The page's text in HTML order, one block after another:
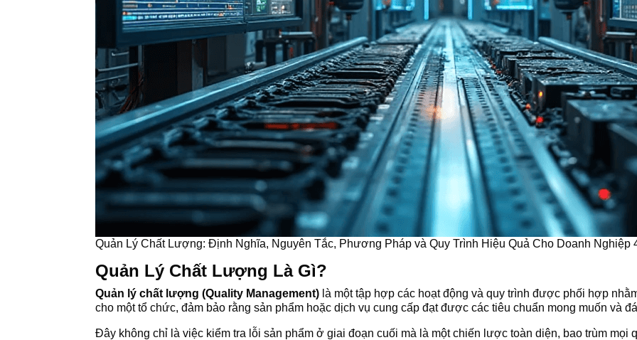
Quản Lý Chất Lượng: Định Nghĩa, Nguyên Tắc, Phương Pháp và Quy Trình Hiệu Quả Cho Doanh Nghiệp
Quản Lý Chất Lượng Là Gì?
Quản lý chất lượng (Quality Management) là một tập hợp các hoạt động và quy trình được phối hợp
cho một tổ chức, đảm bảo rằng sản phẩm hoặc dịch vụ cung cấp đạt được các tiêu chuẩn mong muốn và
Đây không chỉ là việc kiểm tra lỗi sản phẩm ở giai đoạn cuối mà là một chiến lược toàn diện, bao trùm mọi